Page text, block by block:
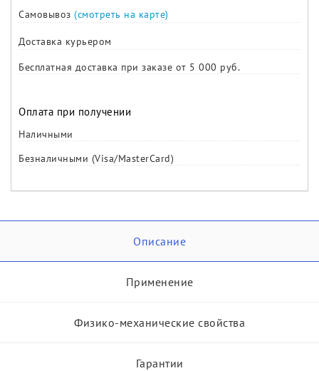
Самовывоз (смотреть на карте)
Доставка курьером
Бесплатная доставка при заказе от 5 000 руб.
Оплата при получении
Наличными
Безналичными (Visa/MasterCard)
Описание
Применение
Физико-механические свойства
Гарантии